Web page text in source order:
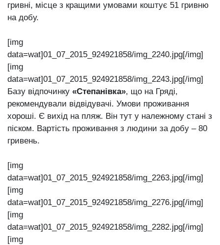
гривні, місце з кращими умовами коштує 51 гривню
на добу.
[img
data=wat]01_07_2015_924921858/img_2240.jpg[/img]
[img
data=wat]01_07_2015_924921858/img_2243.jpg[/img]
Базу відпочинку «Степанівка», що на Гряді,
рекомендували відвідувачі. Умови проживання
хороші. Є вихід на пляж. Він тут у належному стані з
піском. Вартість проживання з людини за добу – 80
гривень.
[img
data=wat]01_07_2015_924921858/img_2263.jpg[/img]
[img
data=wat]01_07_2015_924921858/img_2276.jpg[/img]
[img
data=wat]01_07_2015_924921858/img_2282.jpg[/img]
[img